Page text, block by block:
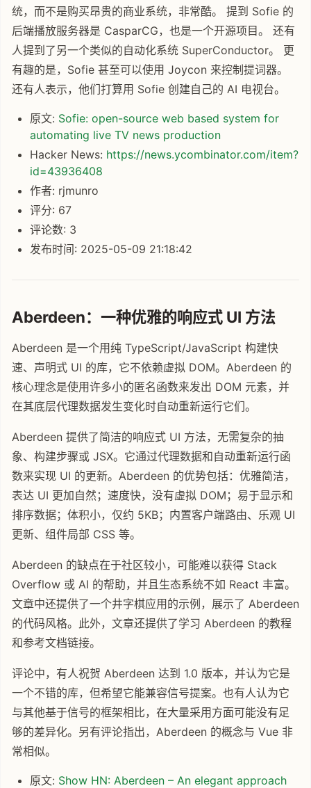
统，而不是购买昂贵的商业系统，非常酷。 提到 Sofie 的
后端播放服务器是 CasparCG，也是一个开源项目。 还有
人提到了另一个类似的自动化系统 SuperConductor。 更
有趣的是，Sofie 甚至可以使用 Joycon 来控制提词器。
还有人表示，他们打算用 Sofie 创建自己的 AI 电视台。
原文: Sofie: open-source web based system for
automating live TV news production
Hacker News: https://news.ycombinator.com/item?
id=43936408
作者: rjmunro
评分: 67
评论数: 3
发布时间: 2025-05-09 21:18:42
Aberdeen：一种优雅的响应式 UI 方法
Aberdeen 是一个用纯 TypeScript/JavaScript 构建快
速、声明式 UI 的库，它不依赖虚拟 DOM。Aberdeen 的
核心理念是使用许多小的匿名函数来发出 DOM 元素，并
在其底层代理数据发生变化时自动重新运行它们。
Aberdeen 提供了简洁的响应式 UI 方法，无需复杂的抽
象、构建步骤或 JSX。它通过代理数据和自动重新运行函
数来实现 UI 的更新。Aberdeen 的优势包括：优雅简洁，
表达 UI 更加自然；速度快，没有虚拟 DOM；易于显示和
排序数据；体积小，仅约 5KB；内置客户端路由、乐观 UI
更新、组件局部 CSS 等。
Aberdeen 的缺点在于社区较小，可能难以获得 Stack
Overflow 或 AI 的帮助，并且生态系统不如 React 丰富。
文章中还提供了一个井字棋应用的示例，展示了 Aberdeen
的代码风格。此外，文章还提供了学习 Aberdeen 的教程
和参考文档链接。
评论中，有人祝贺 Aberdeen 达到 1.0 版本，并认为它是
一个不错的库，但希望它能兼容信号提案。也有人认为它
与其他基于信号的框架相比，在大量采用方面可能没有足
够的差异化。另有评论指出，Aberdeen 的概念与 Vue 非
常相似。
原文: Show HN: Aberdeen – An elegant approach